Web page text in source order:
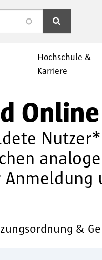
search
Hochschule &
Karriere
Online
&